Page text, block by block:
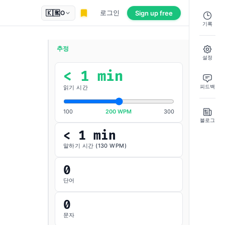
🇰🇷KO 로그인 Sign upfree
추정
< 1 min
읽기 시간
100 200 WPM 300
< 1 min
말하기 시간 (130 WPM)
0
단어
0
문자
기록
설정
피드백
블로그